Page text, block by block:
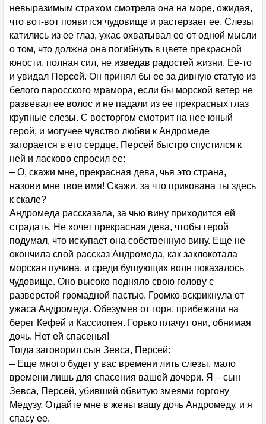
невыразимым страхом смотрела она на море, ожидая,
что вот-вот появится чудовище и растерзает ее. Слезы
катились из ее глаз, ужас охватывал ее от одной мысли
о том, что должна она погибнуть в цвете прекрасной
юности, полная сил, не изведав радостей жизни. Ее-то
и увидал Персей. Он принял бы ее за дивную статую из
белого паросского мрамора, если бы морской ветер не
развевал ее волос и не падали из ее прекрасных глаз
крупные слезы. С восторгом смотрит на нее юный
герой, и могучее чувство любви к Андромеде
загорается в его сердце. Персей быстро спустился к
ней и ласково спросил ее:
– О, скажи мне, прекрасная дева, чья это страна,
назови мне твое имя! Скажи, за что прикована ты здесь
к скале?
Андромеда рассказала, за чью вину приходится ей
страдать. Не хочет прекрасная дева, чтобы герой
подумал, что искупает она собственную вину. Еще не
окончила свой рассказ Андромеда, как заклокотала
морская пучина, и среди бушующих волн показалось
чудовище. Оно высоко подняло свою голову с
разверстой громадной пастью. Громко вскрикнула от
ужаса Андромеда. Обезумев от горя, прибежали на
берег Кефей и Кассиопея. Горько плачут они, обнимая
дочь. Нет ей спасенья!
Тогда заговорил сын Зевса, Персей:
– Еще много будет у вас времени лить слезы, мало
времени лишь для спасения вашей дочери. Я – сын
Зевса, Персей, убивший обвитую змеями горгону
Медузу. Отдайте мне в жены вашу дочь Андромеду, и я
спасу ее.